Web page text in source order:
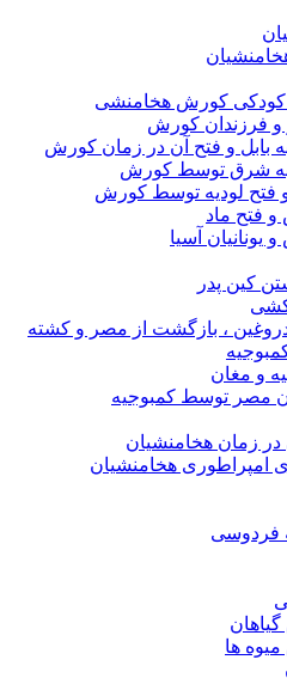
کودکی کورش هخامنشی
فرزندان کورش
بابل و فتح آن در زمان کورش
شرق توسط کورش
فتح لودیه توسط کورش
فتح ماد
یونانیان آسیا
کین پدر
کشی
دروغین ، بازگشت از مصر و کشته
و مغان
مصر توسط کمبوجیه
در زمان هخامنشیان
امپراطوری هخامنشیان
فردوسی
ها